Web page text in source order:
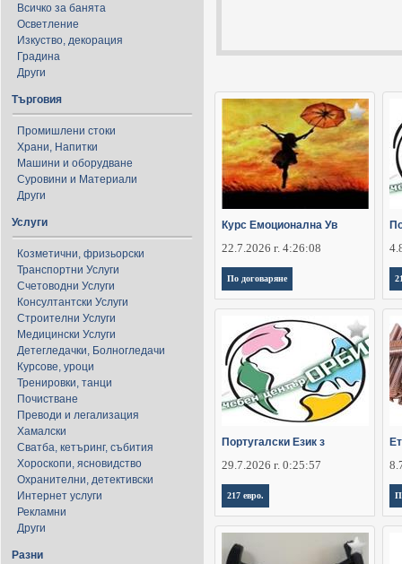
Всичко за банята
Осветление
Изкуство, декорация
Градина
Други
Търговия
Промишлени стоки
Храни, Напитки
Машини и оборудване
Суровини и Материали
Други
Услуги
Козметични, фризьорски
Транспортни Услуги
Счетоводни Услуги
Консултантски Услуги
Строителни Услуги
Медицински Услуги
Детегледачки, Болногледачи
Курсове, уроци
Тренировки, танци
Почистване
Преводи и легализация
Хамалски
Сватба, кетъринг, събития
Хороскопи, ясновидство
Охранителни, детективски
Интернет услуги
Рекламни
Други
Разни
Курс Емоционална Ув
22.7.2026 г. 4:26:08
По договаряне
Португалски Език з
29.7.2026 г. 0:25:57
217 евро.